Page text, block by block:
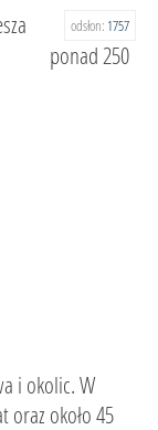
odsłon: 1757
ponad 250
i okolic. W
oraz około 45